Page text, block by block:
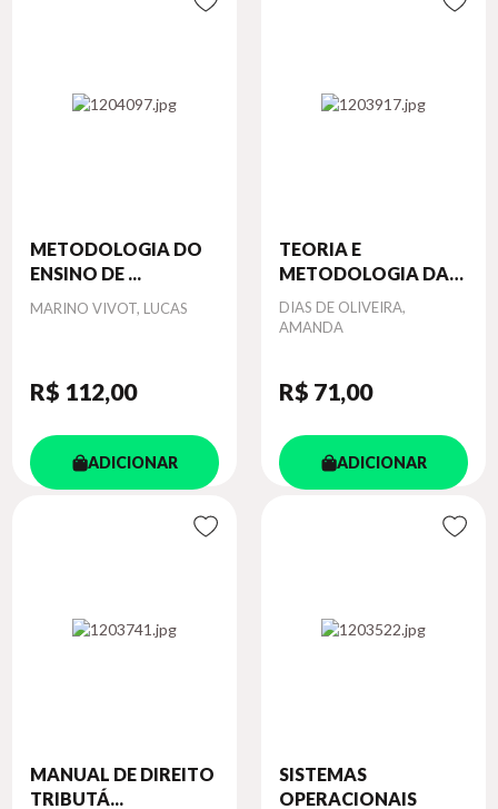
METODOLOGIA DO
ENSINO DE ...
Autor
MARINO VIVOT, LUCAS
R$ 112,00
ADICIONAR
TEORIA E
METODOLOGIA DA
H...
Autor
DIAS DE OLIVEIRA,
AMANDA
R$ 71,00
ADICIONAR
MANUAL DE DIREITO
TRIBUTÁ...
SISTEMAS
OPERACIONAIS